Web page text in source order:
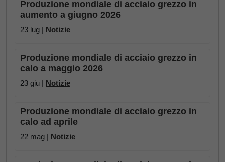
Produzione mondiale di acciaio grezzo in
aumento a giugno 2026
23 lug | Notizie
Produzione mondiale di acciaio grezzo in
calo a maggio 2026
23 giu | Notizie
Produzione mondiale di acciaio grezzo in
calo ad aprile
22 mag | Notizie